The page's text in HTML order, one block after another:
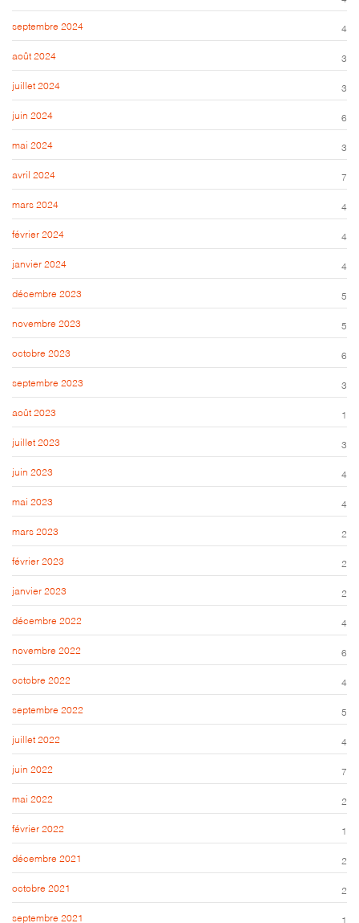
septembre 2024 4
août 2024 3
juillet 2024 3
juin 2024 6
mai 2024 3
avril 2024 7
mars 2024 4
février 2024 4
janvier 2024 4
décembre 2023 5
novembre 2023 5
octobre 2023 6
septembre 2023 3
août 2023 1
juillet 2023 3
juin 2023 4
mai 2023 4
mars 2023 2
février 2023 2
janvier 2023 2
décembre 2022 4
novembre 2022 6
octobre 2022 4
septembre 2022 5
juillet 2022 4
juin 2022 7
mai 2022 2
février 2022 1
décembre 2021 2
octobre 2021 2
septembre 2021 1